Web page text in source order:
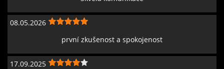
08.05.2026
první zkušenost a spokojenost
17.09.2025